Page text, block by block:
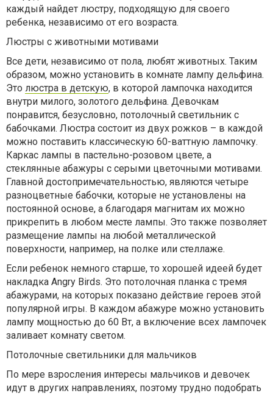
каждый найдет люстру, подходящую для своего
ребенка, независимо от его возраста.
Люстры с животными мотивами
Все дети, независимо от пола, любят животных. Таким
образом, можно установить в комнате лампу дельфина.
Это люстра в детскую, в которой лампочка находится
внутри милого, золотого дельфина. Девочкам
понравится, безусловно, потолочный светильник с
бабочками. Люстра состоит из двух рожков – в каждой
можно поставить классическую 60-ваттную лампочку.
Каркас лампы в пастельно-розовом цвете, а
стеклянные абажуры с серыми цветочными мотивами.
Главной достопримечательностью, являются четыре
разноцветные бабочки, которые не установлены на
постоянной основе, а благодаря магнитам их можно
прикрепить в любом месте лампы. Это также позволяет
размещение лампы на любой металлической
поверхности, например, на полке или стеллаже.
Если ребенок немного старше, то хорошей идеей будет
накладка Angry Birds. Это потолочная планка с тремя
абажурами, на которых показано действие героев этой
популярной игры. В каждом абажуре можно установить
лампу мощностью до 60 Вт, а включение всех лампочек
заливает комнату светом.
Потолочные светильники для мальчиков
По мере взросления интересы мальчиков и девочек
идут в других направлениях, поэтому трудно подобрать